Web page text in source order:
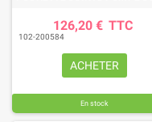
126,20 € TTC
102-200584
ACHETER
En stock